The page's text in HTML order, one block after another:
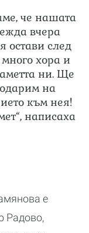
че нашата
вчера
остави след
хора и
ни. Ще
на
към нея!
написаха
е
Радово,